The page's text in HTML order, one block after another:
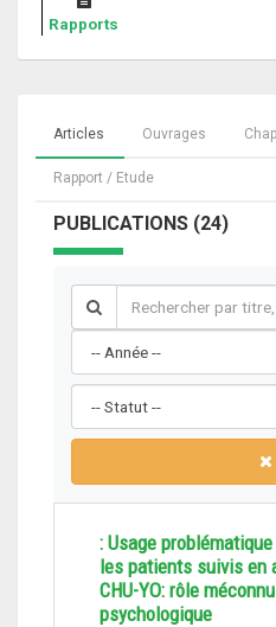
Rapports
Articles Ouvrages
Rapport / Etude
PUBLICATIONS (24)
: Usage
les patients suivis en
CHU-YO: rôle
psychologique